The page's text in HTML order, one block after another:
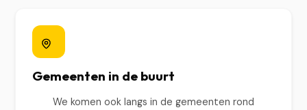
Gemeenten in de buurt
We komen ook langs in de gemeenten rond